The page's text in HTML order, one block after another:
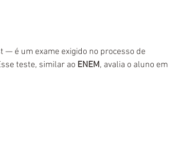
é um exame exigido no processo de
teste, similar ao ENEM, avalia o aluno em